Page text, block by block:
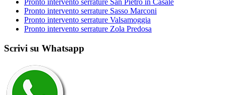
Pronto intervento serrature San Pietro in Casale
Pronto intervento serrature Sasso Marconi
Pronto intervento serrature Valsamoggia
Pronto intervento serrature Zola Predosa
Scrivi su Whatsapp